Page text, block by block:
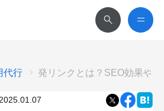
代行 発リンクとは？SEO効果や